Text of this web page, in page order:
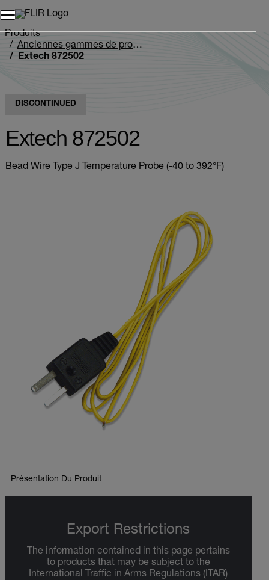
Unread messages
Modèle
Supprimer
articles
Ajouter au panier
Ajouté au panier
Produits
Anciennes gammes de produits
Extech 872502
DISCONTINUED
Extech 872502
Bead Wire Type J Temperature Probe (-40 to 392°F)
Présentation Du Produit
Export Restrictions
The information contained in this page pertains
to products that may be subject to the
International Traffic in Arms Regulations (ITAR)